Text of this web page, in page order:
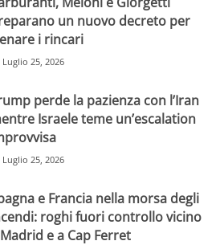
un nuovo decreto per
i rincari
Luglio 25, 2026
perde la pazienza con l’Iran
Israele teme un’escalation
Luglio 25, 2026
e Francia nella morsa degli
roghi fuori controllo vicino
e a Cap Ferret